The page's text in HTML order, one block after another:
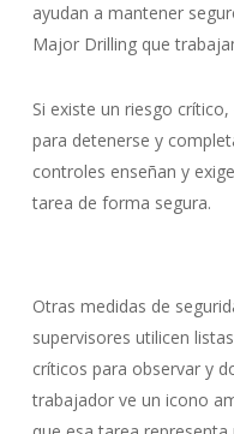
ayudan a mantener
Major Drilling que
Si existe un riesgo
para detenerse y
controles enseñan y
tarea de forma segura.
Otras medidas de
supervisores utilicen
críticos para observar y
trabajador ve un icono